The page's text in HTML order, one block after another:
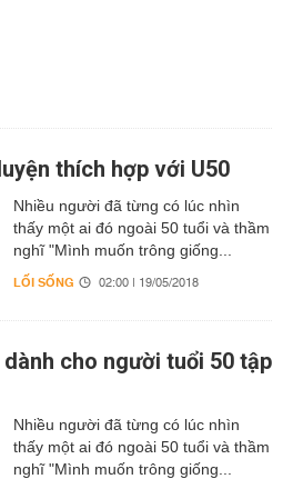
thích hợp với U50
Nhiều người đã từng có lúc nhìn
thấy một ai đó ngoài 50 tuổi và thầm
nghĩ "Mình muốn trông giống...
LỐI SỐNG 02:00 | 19/05/2018
cho người tuổi 50 tập
Nhiều người đã từng có lúc nhìn
thấy một ai đó ngoài 50 tuổi và thầm
nghĩ "Mình muốn trông giống...